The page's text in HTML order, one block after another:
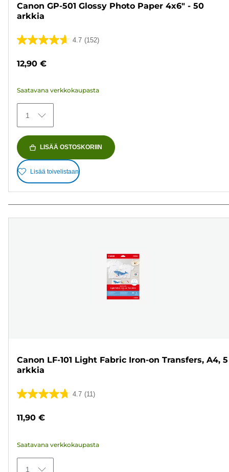
Canon GP-501 Glossy Photo Paper 4x6" - 50
arkkia
4.7 (152)
4.7/5
152
12,90 €
Saatavana verkkokaupasta
1
LISÄÄ OSTOSKORIIN
Lisää toivelistaan
Canon LF-101 Light Fabric Iron-on Transfers, A4, 5
arkkia
4.7 (11)
4.7/5
11,90 €
Saatavana verkkokaupasta
1